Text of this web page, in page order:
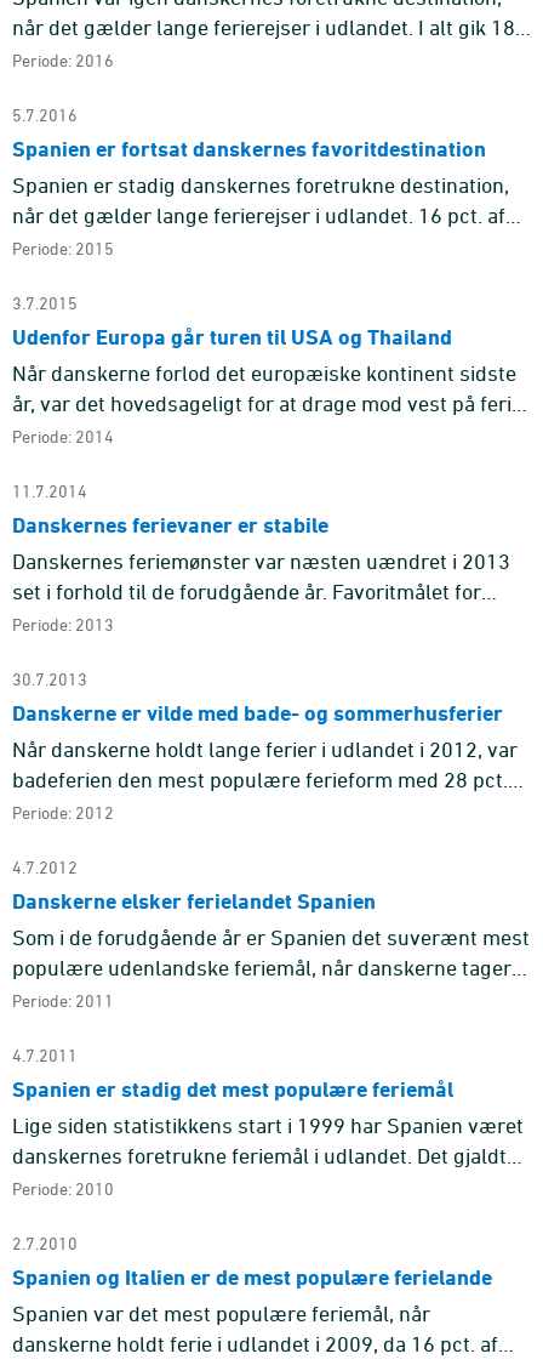
når det gælder lange ferierejser i udlandet. I alt gik 18
pct. af samtlige lange ferierejser til udlandet i 2016 til S
Periode: 2016
5.7.2016
Spanien er fortsat danskernes favoritdestination
Spanien er stadig danskernes foretrukne destination,
når det gælder lange ferierejser i udlandet. 16 pct. af
samtlige lange ferierejser til udlandet gik i 2015 til
Periode: 2015
3.7.2015
Udenfor Europa går turen til USA og Thailand
Når danskerne forlod det europæiske kontinent sidste
år, var det hovedsageligt for at drage mod vest på ferie
i USA eller i modsat retning til Thailand.
Periode: 2014
11.7.2014
Danskernes ferievaner er stabile
Danskernes feriemønster var næsten uændret i 2013
set i forhold til de forudgående år. Favoritmålet for
lange ferierejser til udlandet var som tidligere år
Periode: 2013
30.7.2013
Danskerne er vilde med bade- og sommerhusferier
Når danskerne holdt lange ferier i udlandet i 2012, var
badeferien den mest populære ferieform med 28 pct.
Hvis den lange ferie blev holdt i Danmark, var det oftest
Periode: 2012
4.7.2012
Danskerne elsker ferielandet Spanien
Som i de forudgående år er Spanien det suverænt mest
populære udenlandske feriemål, når danskerne tager
på lange rejser med mindst fire overnatninger. I 2011
Periode: 2011
4.7.2011
Spanien er stadig det mest populære feriemål
Lige siden statistikkens start i 1999 har Spanien været
danskernes foretrukne feriemål i udlandet. Det gjaldt
også i 2010, hvor 13 pct. af alle ferierejser med mindst
Periode: 2010
2.7.2010
Spanien og Italien er de mest populære ferielande
Spanien var det mest populære feriemål, når
danskerne holdt ferie i udlandet i 2009, da 16 pct. af